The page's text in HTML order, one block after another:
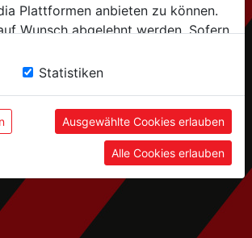
generales
productos, empresa,...):
solicitudes de servicio,...):
Plattformen anbieten zu können.
Wunsch abgelehnt werden. Sofern
Cookies.
Statistiken
Ausgewählte Cookies erlauben
Alle Cookies erlauben